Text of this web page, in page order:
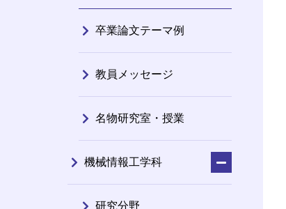
卒業論文テーマ例
教員メッセージ
名物研究室・授業
機械情報工学科
研究分野